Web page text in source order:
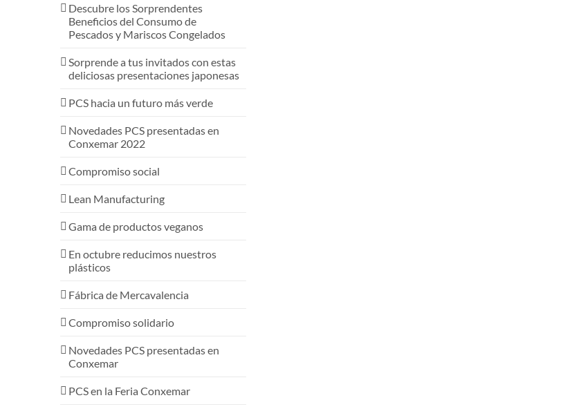
Descubre los Sorprendentes
Beneficios del Consumo de
Pescados y Mariscos Congelados
Sorprende a tus invitados con estas
deliciosas presentaciones japonesas
PCS hacia un futuro más verde
Novedades PCS presentadas en
Conxemar 2022
Compromiso social
Lean Manufacturing
Gama de productos veganos
En octubre reducimos nuestros
plásticos
Fábrica de Mercavalencia
Compromiso solidario
Novedades PCS presentadas en
Conxemar
PCS en la Feria Conxemar